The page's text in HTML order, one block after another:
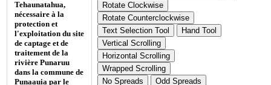
Tehaunatahua,
nécessaire à la
protection et
l'exploitation du site
de captage et de
traitement de la
rivière Punaruu
dans la commune de
Punaauia par le
Rotate Clockwise
Rotate Counterclockwise
Text Selection Tool
Hand Tool
Vertical Scrolling
Horizontal Scrolling
Wrapped Scrolling
No Spreads
Odd Spreads